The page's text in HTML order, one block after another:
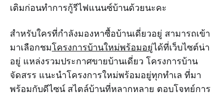
เติมก่อนทำการกู้รีไฟแนนซ์บ้านด้วยนะคะ
สำหรับใครที่กำลังมองหาซื้อบ้านเดี่ยวอยู่ สามารถเข้า
มาเลือกชมโครงการบ้านใหม่พร้อมอยู่ได้ที่เว็บไซต์น่า
อยู่ แหล่งรวมประกาศขายบ้านเดี่ยว โครงการบ้าน
จัดสรร แนะนำโครงการใหม่พร้อมอยู่ทุกทำเล ที่มา
พร้อมกับดีไซน์ สไตล์บ้านที่หลากหลาย ตอบโจทย์การ